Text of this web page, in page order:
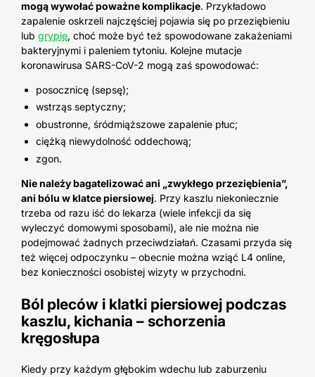
mogą wywołać poważne komplikacje. Przykładowo
zapalenie oskrzeli najczęściej pojawia się po przeziębieniu
lub grypie, choć może być też spowodowane zakażeniami
bakteryjnymi i paleniem tytoniu. Kolejne mutacje
koronawirusa SARS-CoV-2 mogą zaś spowodować:
posocznicę (sepsę);
wstrząs septyczny;
obustronne, śródmiąższowe zapalenie płuc;
ciężką niewydolność oddechową;
zgon.
Nie należy bagatelizować ani „zwykłego przeziębienia”,
ani bólu w klatce piersiowej. Przy kaszlu niekoniecznie
trzeba od razu iść do lekarza (wiele infekcji da się
wyleczyć domowymi sposobami), ale nie można nie
podejmować żadnych przeciwdziałań. Czasami przyda się
też więcej odpoczynku – obecnie można wziąć L4 online,
bez konieczności osobistej wizyty w przychodni.
Ból pleców i klatki piersiowej podczas
kaszlu, kichania – schorzenia
kręgosłupa
Kiedy przy każdym głębokim wdechu lub zaburzeniu